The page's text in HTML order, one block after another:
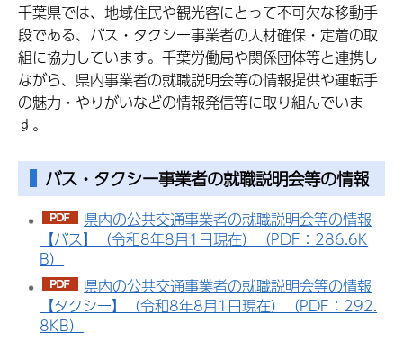
千葉県では、地域住民や観光客にとって不可欠な移動手
段である、バス・タクシー事業者の人材確保・定着の取
組に協力しています。千葉労働局や関係団体等と連携し
ながら、県内事業者の就職説明会等の情報提供や運転手
の魅力・やりがいなどの情報発信等に取り組んでいま
す。
バス・タクシー事業者の就職説明会等の情報
県内の公共交通事業者の就職説明会等の情報
【バス】（令和8年8月1日現在）（PDF：286.6K
B）
県内の公共交通事業者の就職説明会等の情報
【タクシー】（令和8年8月1日現在）（PDF：292.
8KB）